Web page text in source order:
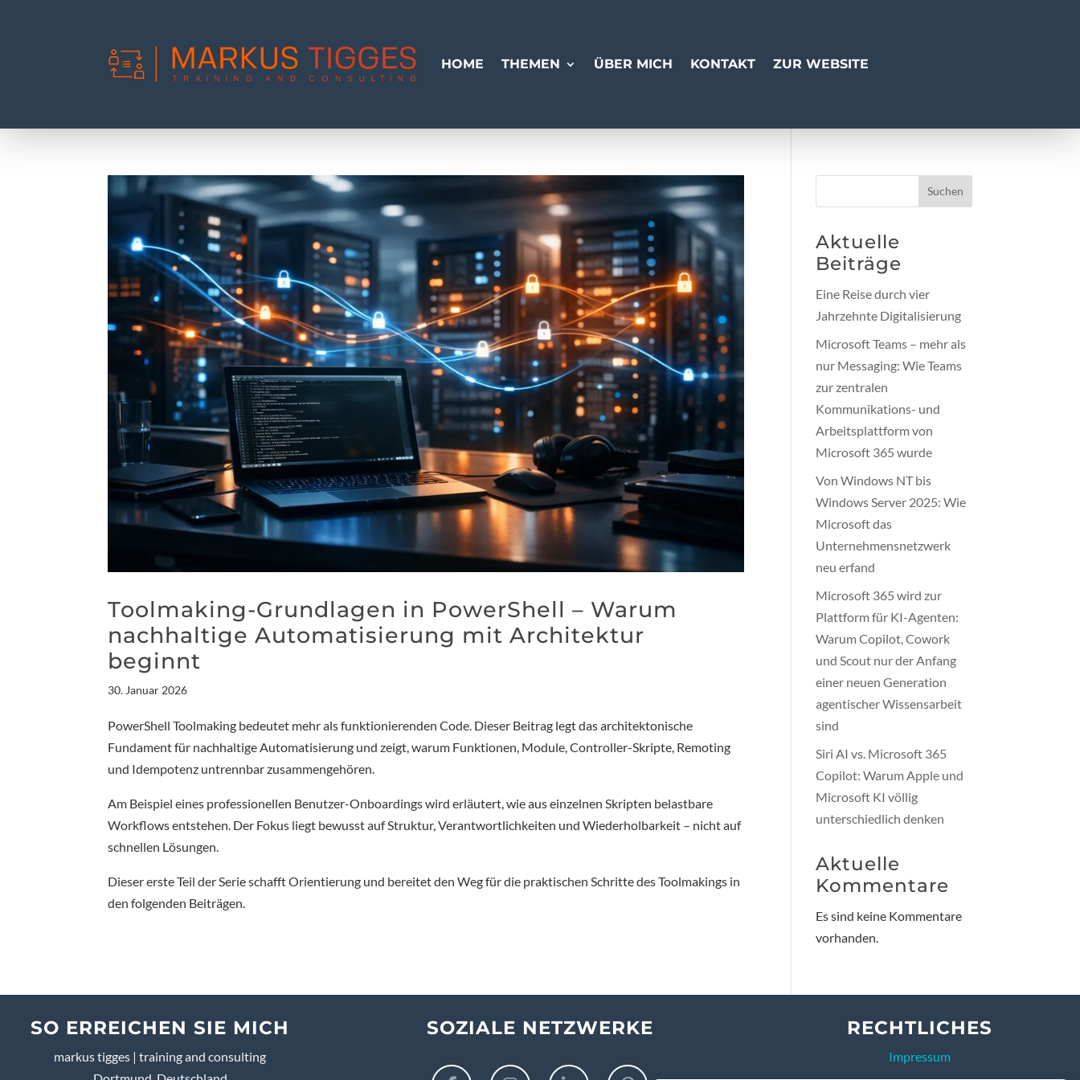
HOME THEMEN ÜBER MICH KONTAKT ZUR WEBSITE
Toolmaking-Grundlagen in PowerShell – Warum
nachhaltige Automatisierung mit Architektur
beginnt
30. Januar 2026
PowerShell Toolmaking bedeutet mehr als funktionierenden Code. Dieser Beitrag legt das architektonische
Fundament für nachhaltige Automatisierung und zeigt, warum Funktionen, Module, Controller-Skripte, Remoting
und Idempotenz untrennbar zusammengehören.
Am Beispiel eines professionellen Benutzer-Onboardings wird erläutert, wie aus einzelnen Skripten belastbare
Workflows entstehen. Der Fokus liegt bewusst auf Struktur, Verantwortlichkeiten und Wiederholbarkeit – nicht auf
schnellen Lösungen.
Dieser erste Teil der Serie schafft Orientierung und bereitet den Weg für die praktischen Schritte des Toolmakings in
den folgenden Beiträgen.
Suchen
Aktuelle
Beiträge
Eine Reise durch vier
Jahrzehnte Digitalisierung
Microsoft Teams – mehr als
nur Messaging: Wie Teams
zur zentralen
Kommunikations- und
Arbeitsplattform von
Microsoft 365 wurde
Von Windows NT bis
Windows Server 2025: Wie
Microsoft das
Unternehmensnetzwerk
neu erfand
Microsoft 365 wird zur
Plattform für KI-Agenten:
Warum Copilot, Cowork
und Scout nur der Anfang
einer neuen Generation
agentischer Wissensarbeit
sind
Siri AI vs. Microsoft 365
Copilot: Warum Apple und
Microsoft KI völlig
unterschiedlich denken
Aktuelle
Kommentare
Es sind keine Kommentare
vorhanden.
SO ERREICHEN SIE MICH
markus tigges | training and consulting
SOZIALE NETZWERKE RECHTLICHES
Impressum